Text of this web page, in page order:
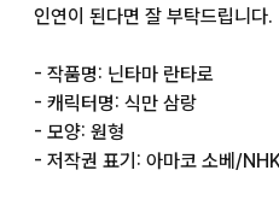
인연이 된다면 잘 부탁드립니다.
- 작품명: 닌타마 란타로
- 캐릭터명: 식만 삼랑
- 모양: 원형
- 저작권 표기: 아마코 소베/